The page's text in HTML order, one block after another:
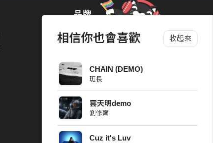
相信你也會喜歡 收起來
CHAIN (DEMO)
班長
雲天明demo
劉修齊
Cuz it's Luv
品牌
StreetVoice Awards 街聲音樂獎
Blow 吹音樂
Packer 派歌
SimpleLife 簡單生活節
ParkPark Carnival
一起比 YEAH 吧